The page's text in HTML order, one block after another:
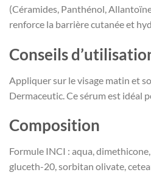
(Céramides, Panthénol,
renforce la barrière cutanée et
Conseils
Appliquer sur le visage matin et
Dermaceutic. Ce sérum est idéal
Composition
Formule INCI : aqua,
gluceth-20, sorbitan olivate,